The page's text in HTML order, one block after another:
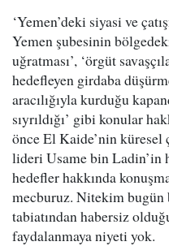
‘Yemen’deki siyasi ve
Yemen şubesinin
uğratması’, ‘örgüt
hedefleyen girdaba
aracılığıyla kurduğu
sıyrıldığı’ gibi konular
önce El Kaide’nin küresel
lideri Usame bin Ladin’in
hedefler hakkında
mecburuz. Nitekim bugün
tabiatından habersiz
faydalanmaya niyeti yok.